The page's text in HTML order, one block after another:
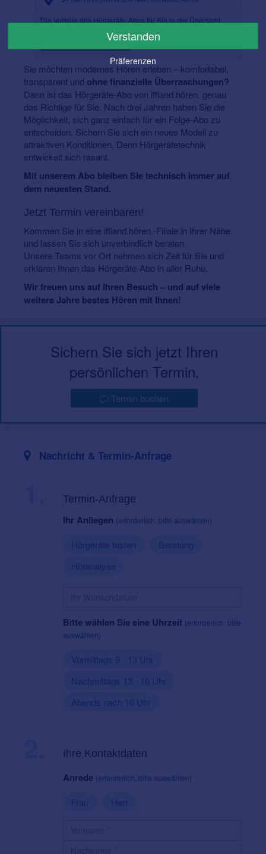
Die Vorteile des Hörgeräte-Abos für Sie in der Übersicht.
Zum Hörgeräte-Abo
Sie möchten modernes Hören erleben – komfortabel,
transparent und ohne finanzielle Überraschungen?
Dann ist das Hörgeräte-Abo von iffland.hören. genau
das Richtige für Sie. Nach drei Jahren haben Sie die
Möglichkeit, sich ganz einfach für ein Folge-Abo zu
entscheiden. Sichern Sie sich ein neues Modell zu
attraktiven Konditionen. Denn Hörgerätetechnik
entwickelt sich rasant.
Mit unserem Abo bleiben Sie technisch immer auf
dem neuesten Stand.
Jetzt Termin vereinbaren!
Kommen Sie in eine iffland.hören.-Filiale in Ihrer Nähe
und lassen Sie sich unverbindlich beraten.
Unsere Teams vor Ort nehmen sich Zeit für Sie und
erklären Ihnen das Hörgeräte-Abo in aller Ruhe.
Wir freuen uns auf Ihren Besuch – und auf viele
weitere Jahre bestes Hören mit Ihnen!
Sichern Sie sich jetzt Ihren
persönlichen Termin.
Termin buchen
Nachricht & Termin-Anfrage
Termin-Anfrage
Ihr Anliegen (erforderlich, bitte auswählen)
Hörgeräte testen
Beratung
Höranalyse
Bitte wählen Sie eine Uhrzeit (erforderlich, bitte
auswählen)
Vormittags 9 - 13 Uhr
Nachmittags 13 - 16 Uhr
Abends nach 16 Uhr
Ihre Kontaktdaten
Anrede (erforderlich, bitte auswählen)
Frau Herr
Verstanden
Präferenzen